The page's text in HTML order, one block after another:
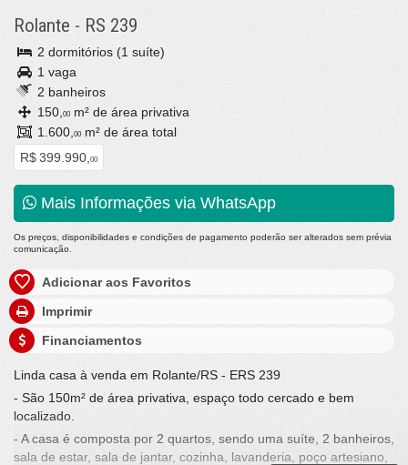
Rolante - RS 239
2 dormitórios (1 suíte)
1 vaga
2 banheiros
150, 00 m² de área privativa
1.600, 00 m² de área total
R$ 399.990, 00
Mais Informações via WhatsApp
Os preços, disponibilidades e condições de pagamento poderão ser alterados sem prévia
comunicação.
Adicionar aos Favoritos
Imprimir
Financiamentos
Linda casa à venda em Rolante/RS - ERS 239
- São 150m² de área privativa, espaço todo cercado e bem
localizado.
- A casa é composta por 2 quartos, sendo uma suíte, 2 banheiros,
sala de estar, sala de jantar, cozinha, lavanderia, poço artesiano,